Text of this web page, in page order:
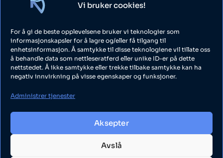
Vi bruker cookies!
For å gi de beste opplevelsene bruker vi teknologier som
informasjonskapsler for å lagre og/eller få tilgang til
enhetsinformasjon. Å samtykke til disse teknologiene vil tillate oss
å behandle data som nettleseratferd eller unike ID-er på dette
nettstedet. Å ikke samtykke eller trekke tilbake samtykke kan ha
negativ innvirkning på visse egenskaper og funksjoner.
Administrer tjenester
Aksepter
Avslå
Vilkår
Personvern og cookies
Virksomhet
Portfolio
Roadmap
Endringshistorikk